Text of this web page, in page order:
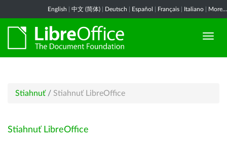
English 中文 (简体) Deutsch Español Français Italiano More...
Stiahnuť / Stiahnuť LibreOffice
Stiahnuť LibreOffice